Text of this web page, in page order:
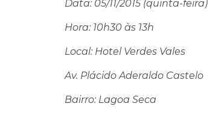
Data: 05/11/2015 (quinta-feira)
Hora: 10h30 às 13h
Local: Hotel Verdes Vales
Av. Plácido Aderaldo Castelo
Bairro: Lagoa Seca